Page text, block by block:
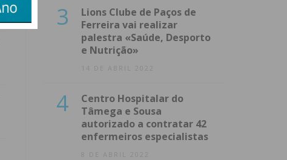
3
Lions Clube de Paços de
Ferreira vai realizar
palestra «Saúde, Desporto
e Nutrição»
14 DE ABRIL 2022
4
Centro Hospitalar do
Tâmega e Sousa
autorizado a contratar 42
enfermeiros especialistas
8 DE ABRIL 2022